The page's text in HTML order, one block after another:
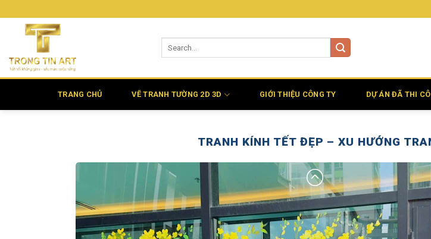
qua
TRANG CHỦ VẼ TRANH TƯỜNG 2D 3D GIỚI THIỆU CÔNG TY DỰ ÁN ĐÃ THI
TRANH KÍNH TẾT ĐẸP – XU HƯỚNG